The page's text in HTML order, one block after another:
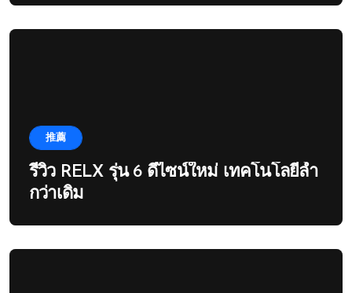
推薦
รีวิว RELX รุ่น 6 ดีไซน์ใหม่ เทคโนโลยีล้ำ
กว่าเดิม